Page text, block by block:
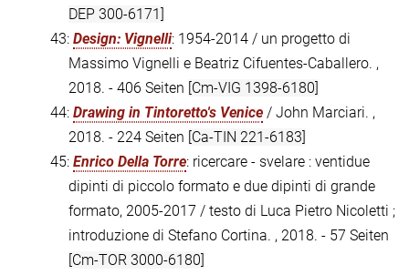
DEP 300-6171]
43: Design: Vignelli: 1954-2014 / un progetto di
Massimo Vignelli e Beatriz Cifuentes-Caballero. ,
2018. - 406 Seiten [Cm-VIG 1398-6180]
44: Drawing in Tintoretto's Venice / John Marciari. ,
2018. - 224 Seiten [Ca-TIN 221-6183]
45: Enrico Della Torre: ricercare - svelare : ventidue
dipinti di piccolo formato e due dipinti di grande
formato, 2005-2017 / testo di Luca Pietro Nicoletti ;
introduzione di Stefano Cortina. , 2018. - 57 Seiten
[Cm-TOR 3000-6180]